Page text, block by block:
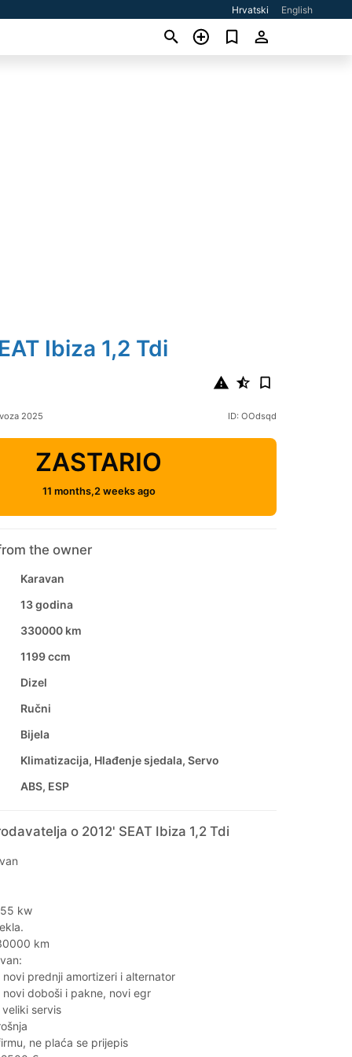
Hrvatski English
Ibiza 1,2 Tdi
2025 ID: OOdsqd
ZASTARIO
11 months,2 weeks ago
the owner
Karavan
13 godina
330000 km
1199 ccm
Dizel
Ručni
Bijela
Klimatizacija, Hlađenje sjedala, Servo
ABS, ESP
o 2012' SEAT Ibiza 1,2 Tdi
kw
km
prednji amortizeri i alternator
doboši i pakne, novi egr
servis
ne plaća se prijepis